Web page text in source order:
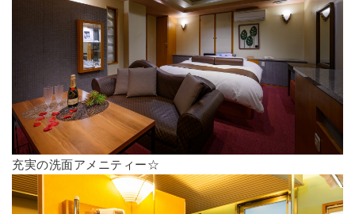
充実の洗面アメニティー☆